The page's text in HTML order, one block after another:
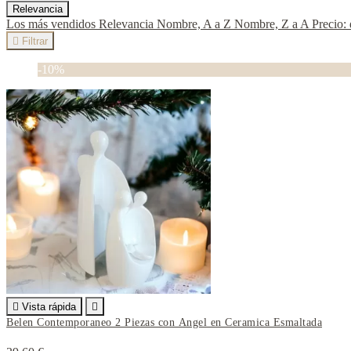
Relevancia
Los más vendidos Relevancia Nombre, A a Z Nombre, Z a A Precio:
 Filtrar
-10%
 Vista rápida

Belen Contemporaneo 2 Piezas con Angel en Ceramica Esmaltada